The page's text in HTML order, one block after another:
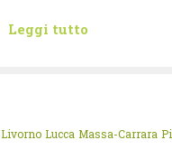
Leggi tutto
Livorno Lucca Massa-Carrara